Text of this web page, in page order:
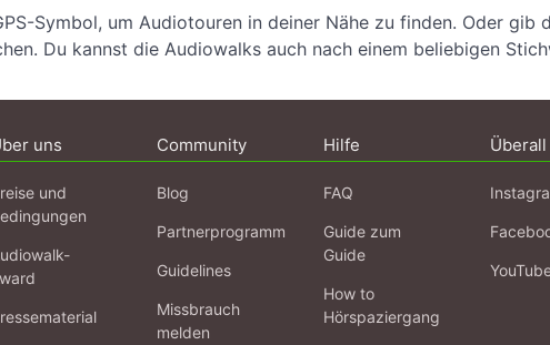
Symbol, um Audiotouren in deiner Nähe zu finden. Oder gib
Du kannst die Audiowalks auch nach einem beliebigen
uns
und
Community
Blog
Partnerprogramm
Guidelines
Missbrauch
melden
Hilfe
FAQ
Guide zum
Guide
How to
Hörspaziergang
Überall